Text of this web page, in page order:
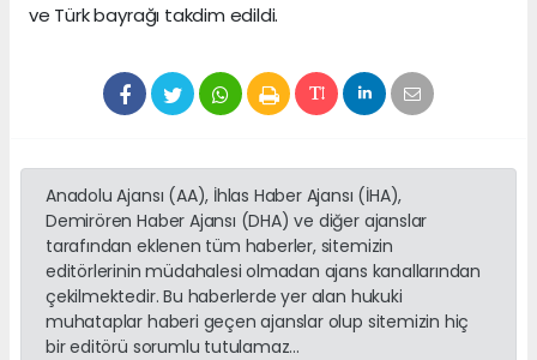
ve Türk bayrağı takdim edildi.
Anadolu Ajansı (AA), İhlas Haber Ajansı (İHA),
Demirören Haber Ajansı (DHA) ve diğer ajanslar
tarafından eklenen tüm haberler, sitemizin
editörlerinin müdahalesi olmadan ajans kanallarından
çekilmektedir. Bu haberlerde yer alan hukuki
muhataplar haberi geçen ajanslar olup sitemizin hiç
bir editörü sorumlu tutulamaz...